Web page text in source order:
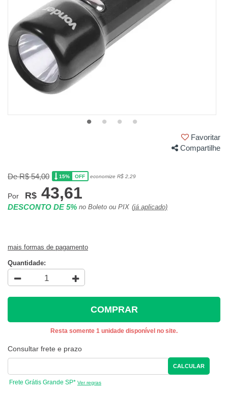
Favoritar
Compartilhe
De R$ 54,00 15% OFF economize R$ 2,29
Por R$ 43,61
DESCONTO DE 5% no Boleto ou PIX (já aplicado)
mais formas de pagamento
Quantidade:
COMPRAR
Resta somente 1 unidade disponível no site.
Consultar frete e prazo
CALCULAR
Frete Grátis Grande SP* Ver regras